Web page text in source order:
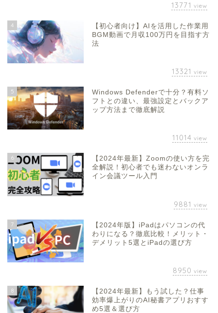
13771 view
4
【初心者向け】AIを活用した作業用
BGM動画で月収100万円を目指す方
法
13321 view
5
Windows Defenderで十分？有料ソ
フトとの違い、最強設定とバックア
ップ方法まで徹底解説
11014 view
6
【2024年最新】Zoomの使い方を完
全解説！初心者でも迷わないオンラ
イン会議ツール入門
9881 view
7
【2024年版】iPadはパソコンの代
わりになる？徹底比較！メリット・
デメリット5選とiPadの選び方
8950 view
8
【2024年最新】もう試した？仕事
効率爆上がりのAI秘書アプリおすす
め5選＆選び方